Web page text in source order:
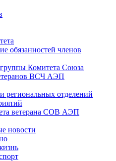
обязанностей членов
Комитета Союза
ВСЧ АЭП
региональных отделений
ветерана CОВ АЭП
новости